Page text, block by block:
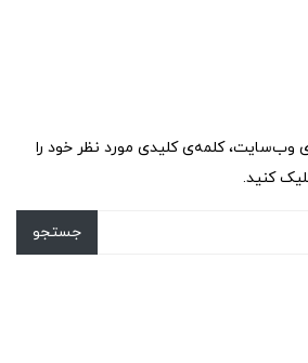
وب‌سایت، کلمه‌ی کلیدی مورد نظر خود را
کنید.
جستجو